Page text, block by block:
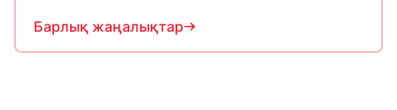
Барлық жаңалықтар